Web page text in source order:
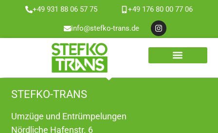
Inhalt
+49 931 88 06 57 75 +49 176 80 00 77 06
info@stefko-trans.de
STEFKO-TRANS
Umzüge und Entrümpelungen
Nördliche Hafenstr. 6